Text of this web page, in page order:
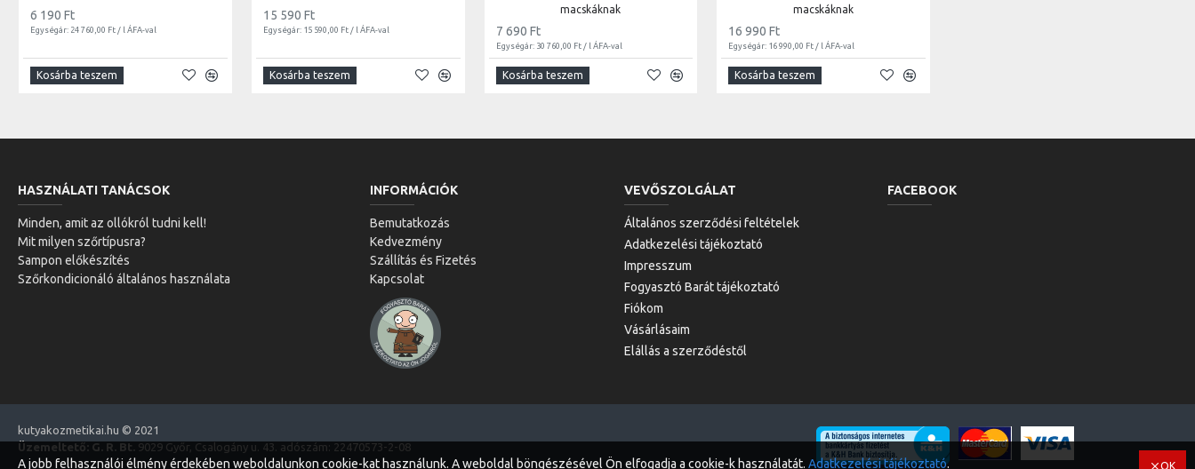
6 190 Ft
Egységár: 24 760,00 Ft / l ÁFA-val
Kosárba teszem
15 590 Ft
Egységár: 15 590,00 Ft / l ÁFA-val
Kosárba teszem
macskáknak
7 690 Ft
Egységár: 30 760,00 Ft / l ÁFA-val
Kosárba teszem
macskáknak
16 990 Ft
Egységár: 16 990,00 Ft / l ÁFA-val
Kosárba teszem
HASZNÁLATI TANÁCSOK
Minden, amit az ollókról tudni kell!
Mit milyen szőrtípusra?
Sampon előkészítés
Szőrkondicionáló általános használata
INFORMÁCIÓK
Bemutatkozás
Kedvezmény
Szállítás és Fizetés
Kapcsolat
VEVŐSZOLGÁLAT
Általános szerződési feltételek
Adatkezelési tájékoztató
Impresszum
Fogyasztó Barát tájékoztató
Fiókom
Vásárlásaim
Elállás a szerződéstől
FACEBOOK
kutyakozmetikai.hu © 2021
Üzemeltető: G. R. Bt. 9029 Győr, Csalogány u. 43. adószám: 22470573-2-08
OK
A jobb felhasználói élmény érdekében weboldalunkon cookie-kat használunk. A weboldal böngészésével Ön elfogadja a cookie-k használatát. Adatkezelési tájékoztató.